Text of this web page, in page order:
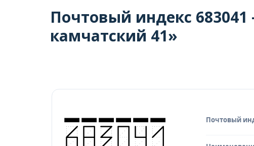
Почтовый индекс
камчатский 41»
Почтовый
Источник